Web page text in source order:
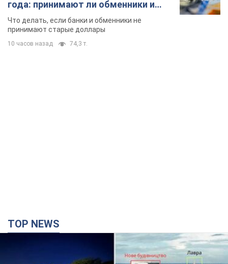
года: принимают ли обменники и
банки такие купюры
Что делать, если банки и обменники не
принимают старые доллары
10 часов назад 74,3 т.
TOP NEWS